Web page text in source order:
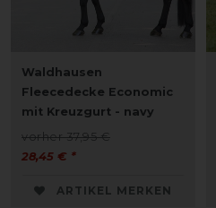
Waldhausen
Fleecedecke Economic
mit Kreuzgurt - navy
vorher 37,95 €
28,45 € *
ARTIKEL MERKEN